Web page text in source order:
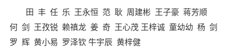
田 丰 任 乐 王永恒 范 耿 周建彬 王子豪 蒋芳顺
何 剑 王孜锐 赖禛龙 姜 奇 王心茂 王梓诚 童幼幼 杨 剑
罗 辉 黄小易 罗泽钦 牛宇辰 黄梓健